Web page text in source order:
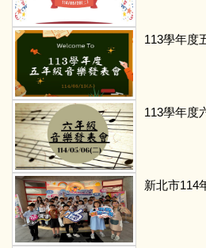
113學年度
113學年度
新北市114